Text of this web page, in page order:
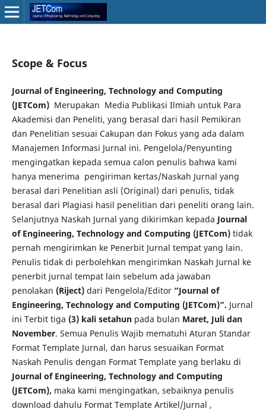
Scope & Focus
Journal of Engineering, Technology and Computing
(JETCom)Merupakan Media Publikasi Ilmiah untuk Para
Akademisi dan Peneliti, yang berasal dari hasil Pemikiran
dan Penelitian sesuai Cakupan dan Fokus yang ada dalam
Manajemen Informasi Jurnal ini. Pengelola/Penyunting
mengingatkan kepada semua calon penulis bahwa kami
hanya menerima pengiriman kertas/Naskah Jurnal yang
berasal dari Penelitian asli (Original) dari penulis, tidak
berasal dari Plagiasi hasil penelitian dari peneliti orang lain.
Selanjutnya Naskah Jurnal yang dikirimkan kepada Journal
of Engineering, Technology and Computing (JETCom) tidak
pernah mengirimkan ke Penerbit Jurnal tempat yang lain.
Penulis tidak di perbolehkan mengirimkan Naskah Jurnal ke
penerbit jurnal tempat lain sebelum ada jawaban
penolakan (Riject)dari Pengelola/Editor “Journal of
Engineering, Technology and Computing (JETCom)”. Jurnal
ini Terbit tiga (3) kali setahunpada bulan Maret, Juli dan
November. Semua Penulis Wajib mematuhi Aturan Standar
Format Template Jurnal, dan harus sesuaikan Format
Naskah Penulis dengan Format Template yang berlaku di
Journal of Engineering, Technology and Computing
(JETCom), maka kami mengingatkan, sebaiknya penulis
download dahulu Format Template Artikel/Jurnal ,